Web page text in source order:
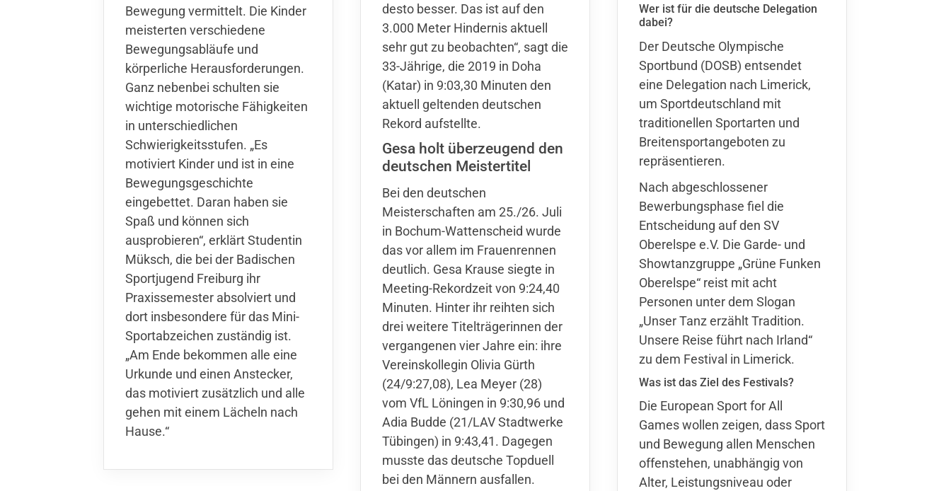
desto besser. Das ist auf den
3.000 Meter Hindernis aktuell
sehr gut zu beobachten“, sagt die
33-Jährige, die 2019 in Doha
(Katar) in 9:03,30 Minuten den
aktuell geltenden deutschen
Rekord aufstellte.
Gesa holt überzeugend den
deutschen Meistertitel
Bei den deutschen
Meisterschaften am 25./26. Juli
in Bochum-Wattenscheid wurde
das vor allem im Frauenrennen
deutlich. Gesa Krause siegte in
Meeting-Rekordzeit von 9:24,40
Minuten. Hinter ihr reihten sich
drei weitere Titelträgerinnen der
vergangenen vier Jahre ein: ihre
Vereinskollegin Olivia Gürth
(24/9:27,08), Lea Meyer (28)
vom VfL Löningen in 9:30,96 und
Adia Budde (21/LAV Stadtwerke
Tübingen) in 9:43,41. Dagegen
musste das deutsche Topduell
bei den Männern ausfallen.
Wer ist für die deutsche Delegation
dabei?
Der Deutsche Olympische
Sportbund (DOSB) entsendet
eine Delegation nach Limerick,
um Sportdeutschland mit
traditionellen Sportarten und
Breitensportangeboten zu
repräsentieren.
Nach abgeschlossener
Bewerbungsphase fiel die
Entscheidung auf den SV
Oberelspe e.V. Die Garde- und
Showtanzgruppe „ Grüne Funken
Oberelspe“ reist mit acht
Personen unter dem Slogan
„Unser Tanz erzählt Tradition.
Unsere Reise führt nach Irland“
zu dem Festival in Limerick.
Was ist das Ziel des Festivals?
Die European Sport for All
Games wollen zeigen, dass Sport
und Bewegung allen Menschen
offenstehen, unabhängig von
Alter, Leistungsniveau oder
Bewegung vermittelt. Die Kinder
meisterten verschiedene
Bewegungsabläufe und
körperliche Herausforderungen.
Ganz nebenbei schulten sie
wichtige motorische Fähigkeiten
in unterschiedlichen
Schwierigkeitsstufen. „Es
motiviert Kinder und ist in eine
Bewegungsgeschichte
eingebettet. Daran haben sie
Spaß und können sich
ausprobieren“, erklärt Studentin
Müksch, die bei der Badischen
Sportjugend Freiburg ihr
Praxissemester absolviert und
dort insbesondere für das Mini-
Sportabzeichen zuständig ist.
„Am Ende bekommen alle eine
Urkunde und einen Anstecker,
das motiviert zusätzlich und alle
gehen mit einem Lächeln nach
Hause.“